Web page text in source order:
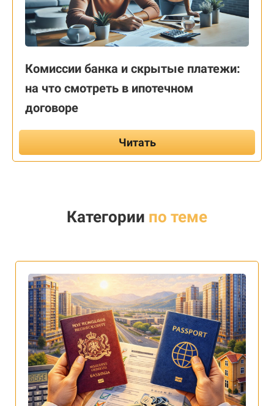
Комиссии банка и скрытые платежи:
на что смотреть в ипотечном
договоре
Читать
Категории по теме